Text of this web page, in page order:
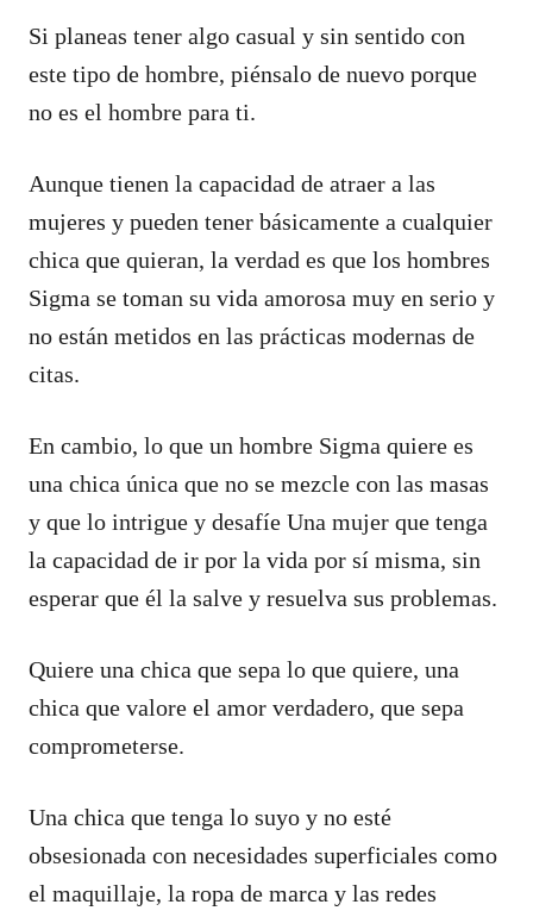
Si planeas tener algo casual y sin sentido con
este tipo de hombre, piénsalo de nuevo porque
no es el hombre para ti.
Aunque tienen la capacidad de atraer a las
mujeres y pueden tener básicamente a cualquier
chica que quieran, la verdad es que los hombres
Sigma se toman su vida amorosa muy en serio y
no están metidos en las prácticas modernas de
citas.
En cambio, lo que un hombre Sigma quiere es
una chica única que no se mezcle con las masas
y que lo intrigue y desafíe Una mujer que tenga
la capacidad de ir por la vida por sí misma, sin
esperar que él la salve y resuelva sus problemas.
Quiere una chica que sepa lo que quiere, una
chica que valore el amor verdadero, que sepa
comprometerse.
Una chica que tenga lo suyo y no esté
obsesionada con necesidades superficiales como
el maquillaje, la ropa de marca y las redes